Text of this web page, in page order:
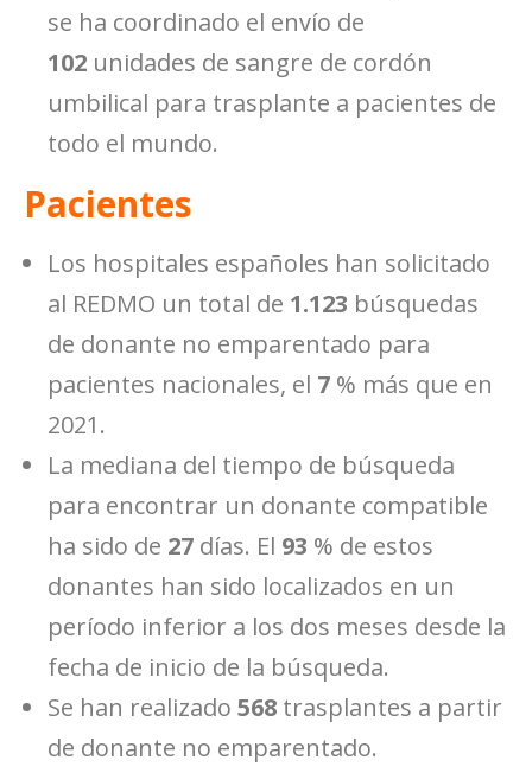
se ha coordinado el envío de
102 unidades de sangre de cordón
umbilical para trasplante a pacientes de
todo el mundo.
Pacientes
Los hospitales españoles han solicitado
al REDMO un total de 1.123 búsquedas
de donante no emparentado para
pacientes nacionales, el 7 % más que en
2021.
La mediana del tiempo de búsqueda
para encontrar un donante compatible
ha sido de 27 días. El 93 % de estos
donantes han sido localizados en un
período inferior a los dos meses desde la
fecha de inicio de la búsqueda.
Se han realizado 568 trasplantes a partir
de donante no emparentado.